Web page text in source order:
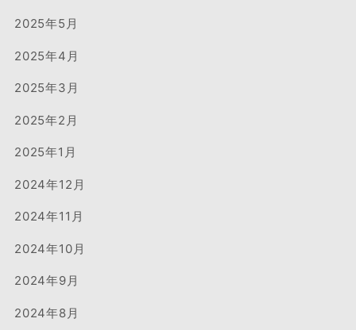
2025年5月
2025年4月
2025年3月
2025年2月
2025年1月
2024年12月
2024年11月
2024年10月
2024年9月
2024年8月